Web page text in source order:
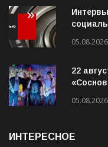
05.08.2026
05.08.2026
22